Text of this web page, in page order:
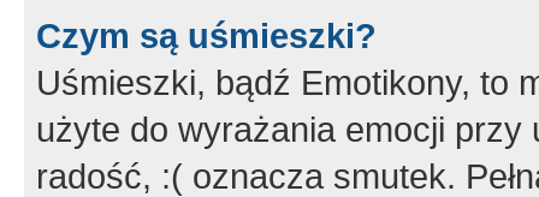
Czym są uśmieszki?
Uśmieszki, bądź Emotikony, to
użyte do wyrażania emocji
radość, :( oznacza smutek.